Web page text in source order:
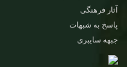
آثار فرهنگی
پاسخ به شبهات
جبهه سایبری